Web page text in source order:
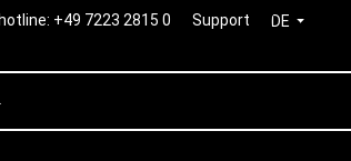
+49 7223 2815 0 Support DE